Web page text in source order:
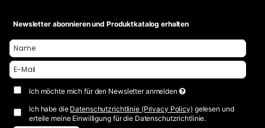
Newsletter abonnieren und Produktkatalog erhalten
Ich möchte mich für den Newsletter anmelden
Ich habe die Datenschutzrichtlinie (Privacy Policy) gelesen und
erteile meine Einwilligung für die Datenschutzrichtlinie.